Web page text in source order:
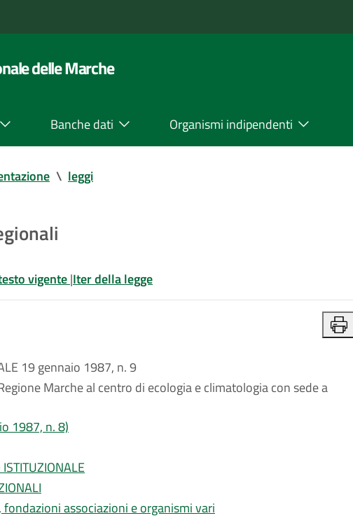
delle Marche
Banche dati Organismi indipendenti
\ leggi
vigente|Iter della legge
19 gennaio 1987, n. 9
Marche al centro di ecologia e climatologia con sede a
1987, n. 8)
associazioni e organismi vari